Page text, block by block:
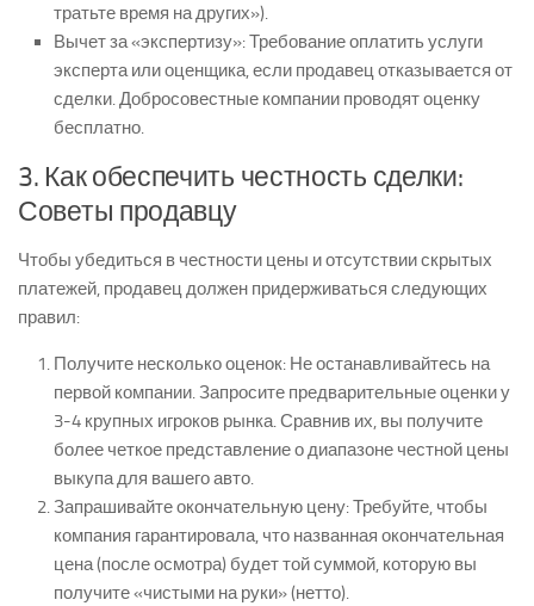
тратьте время на других»).
Вычет за «экспертизу»:Требование оплатить услуги
эксперта или оценщика, если продавец отказывается от
сделки. Добросовестные компании проводят оценку
бесплатно.
3. Как обеспечить честность сделки:
Советы продавцу
Чтобы убедиться в честности цены и отсутствии скрытых
платежей, продавец должен придерживаться следующих
правил:
Получите несколько оценок: Не останавливайтесь на
первой компании. Запросите предварительные оценки у
3-4 крупных игроков рынка. Сравнив их, вы получите
более четкое представление о диапазоне честной цены
выкупадля вашего авто.
Запрашивайте окончательную цену:Требуйте, чтобы
компания гарантировала, что названная окончательная
цена (после осмотра) будет той суммой, которую вы
получите «чистыми на руки» (нетто).